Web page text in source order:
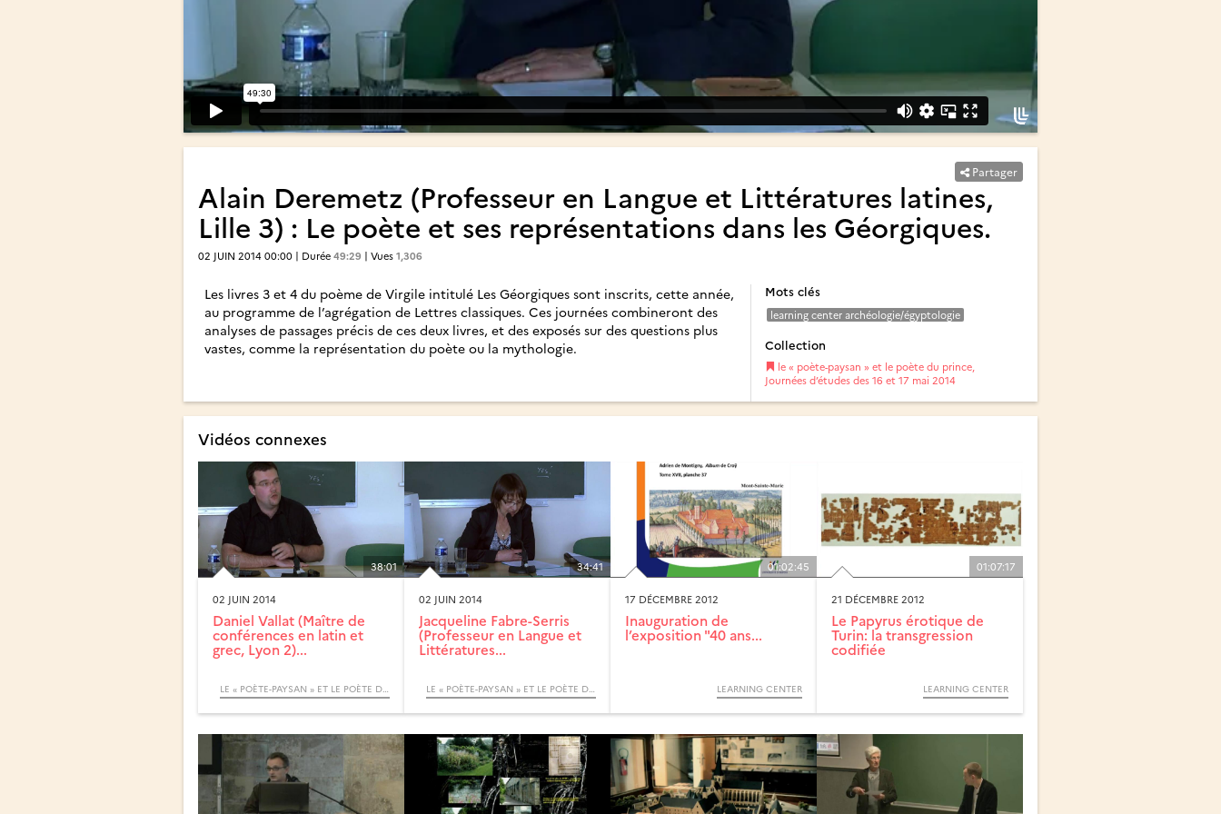
Partager
Alain Deremetz (Professeur en Langue et Littératures latines,
Lille 3) : Le poète et ses représentations dans les Géorgiques.
02 JUIN 2014 00:00 | Durée 49:29 | Vues 1,306
Les livres 3 et 4 du poème de Virgile intitulé Les Géorgiques sont inscrits, cette année,
au programme de l’agrégation de Lettres classiques. Ces journées combineront des
analyses de passages précis de ces deux livres, et des exposés sur des questions plus
vastes, comme la représentation du poète ou la mythologie.
Mots clés
learning center archéologie/égyptologie
Collection
le « poète-paysan » et le poète du prince,
Journées d’études des 16 et 17 mai 2014
Vidéos connexes
38:01
02 JUIN 2014
Daniel Vallat (Maître de
conférences en latin et
grec, Lyon 2)...
LE « POÈTE-PAYSAN » ET LE POÈTE DU PRINCE, JOURNÉES D’ÉTUDES DES 16 ET 17 MAI 2014
34:41
02 JUIN 2014
Jacqueline Fabre-Serris
(Professeur en Langue et
Littératures...
LE « POÈTE-PAYSAN » ET LE POÈTE DU PRINCE, JOURNÉES D’ÉTUDES DES 16 ET 17 MAI 2014
01:02:45
17 DÉCEMBRE 2012
Inauguration de
l’exposition "40 ans...
LEARNING CENTER
01:07:17
21 DÉCEMBRE 2012
Le Papyrus érotique de
Turin: la transgression
codifiée
LEARNING CENTER